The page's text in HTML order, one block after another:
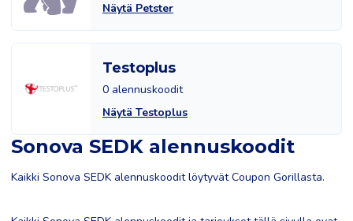
Näytä Petster
Testoplus
0 alennuskoodit
Näytä Testoplus
Sonova SEDK alennuskoodit
Kaikki Sonova SEDK alennuskoodit löytyvät Coupon Gorillasta.